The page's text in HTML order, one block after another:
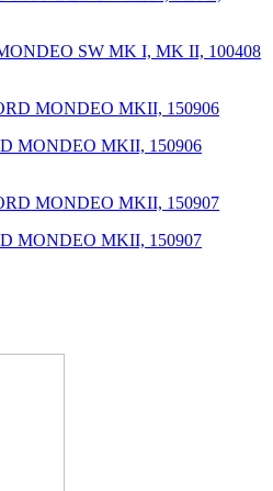
SW MK I, MK II, 100408
MONDEO MKII, 150906
MONDEO MKII, 150907